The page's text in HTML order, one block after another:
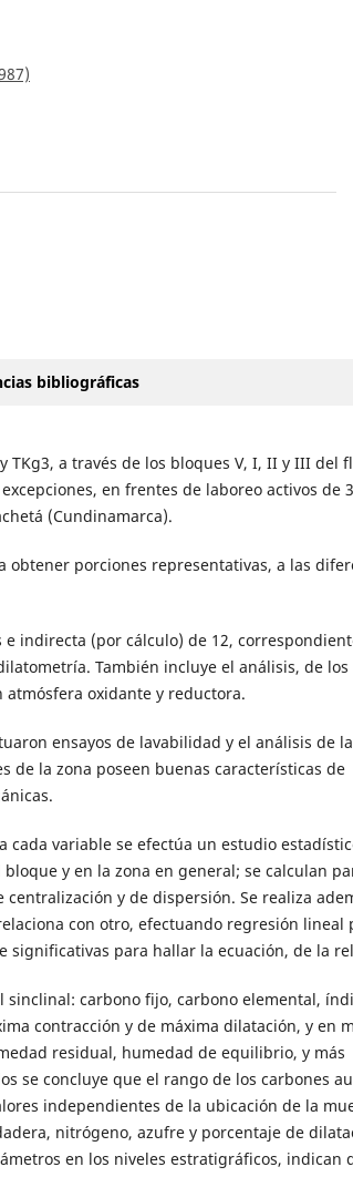
bibliográficas
a través de los bloques V, I, II y III del
en frentes de laboreo activos de
(Cundinamarca).
porciones representativas, a las
indirecta (por cálculo) de 12,
También incluye el análisis, de los
oxidante y reductora.
ensayos de lavabilidad y el análisis de
de la zona poseen buenas características de
cada variable se efectúa un estudio
y en la zona en general; se calculan
y de dispersión. Se realiza
con otro, efectuando regresión lineal
significativas para hallar la ecuación, de la
carbono fijo, carbono elemental,
contracción y de máxima dilatación, y en
residual, humedad de equilibrio, y más
se concluye que el rango de los carbones
independientes de la ubicación de la
nitrógeno, azufre y porcentaje de
en los niveles estratigráficos, indican